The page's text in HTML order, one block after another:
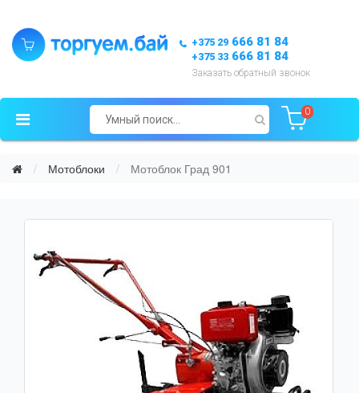
+375 29 666 81 84
+375 33 666 81 84
Заказать обратный звонок
0
Мотоблоки Мотоблок Град 901